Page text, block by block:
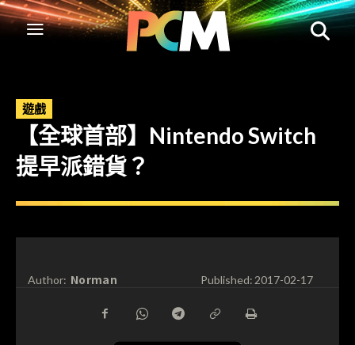
遊戲
【全球首部】Nintendo Switch
提早派錯貨？
Author: Norman Published:2017-02-17